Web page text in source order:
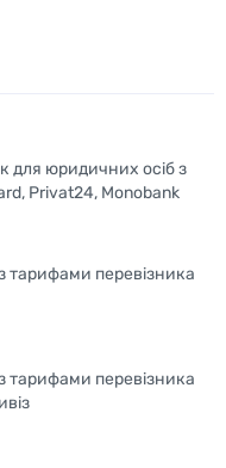
для юридичних осіб з
Privat24, Monobank
тарифами перевізника
тарифами перевізника